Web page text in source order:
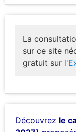
La
sur ce site
gratuit sur
Découvrez le